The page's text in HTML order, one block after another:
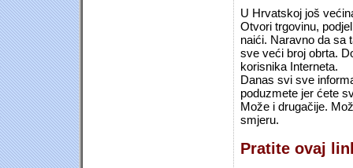
U Hrvatskoj još
Otvori trgovinu,
naići. Naravno da sa
sve veći broj obrta.
korisnika Interneta.
Danas svi sve
poduzmete jer ćete
Može i drugačije.
smjeru.
Pratite ovaj